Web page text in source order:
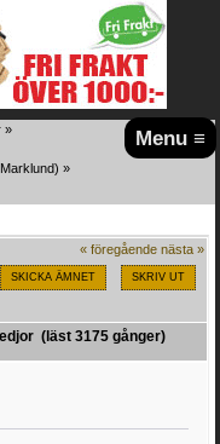
Menu ≡
»
) »
« föregående nästa »
SKICKA ÄMNET SKRIV UT
(läst 3175 gånger)